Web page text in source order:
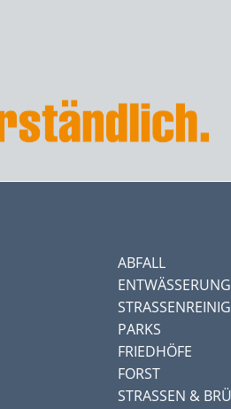
ABFALL
ENTWÄSSERUNG
PARKS
FRIEDHÖFE
FORST
STRASSEN &